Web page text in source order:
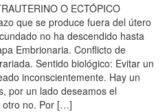
O ECTÓPICO
que se produce fuera del útero
no ha descendido hasta
Embrionaria. Conflicto de
Sentido biológico: Evitar un
inconscientemente. Hay un
por un lado deseamos el
otro no. Por […]